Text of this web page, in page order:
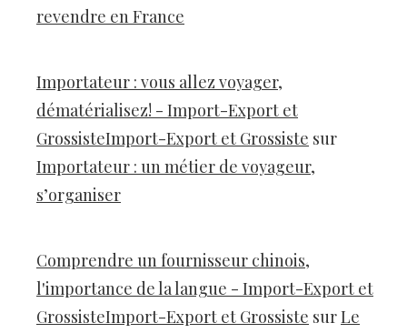
revendre en France
Importateur : vous allez voyager,
dématérialisez! - Import-Export et
GrossisteImport-Export et Grossiste sur
Importateur : un métier de voyageur,
s’organiser
Comprendre un fournisseur chinois,
l'importance de la langue - Import-Export et
GrossisteImport-Export et Grossiste surLe